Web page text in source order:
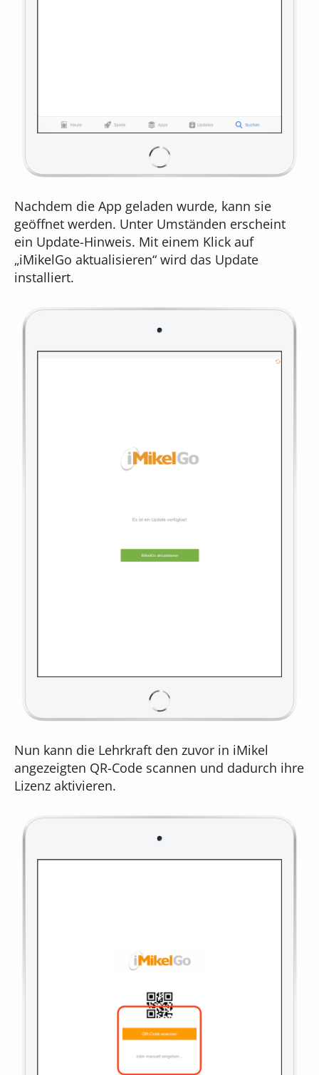
Nachdem die App geladen wurde, kann sie
geöffnet werden. Unter Umständen erscheint
ein Update-Hinweis. Mit einem Klick auf
„iMikelGo aktualisieren“ wird das Update
installiert.
Nun kann die Lehrkraft den zuvor in iMikel
angezeigten QR-Code scannen und dadurch ihre
Lizenz aktivieren.